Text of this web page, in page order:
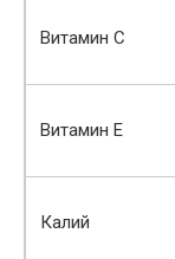
Витамин C
Витамин E
Калий